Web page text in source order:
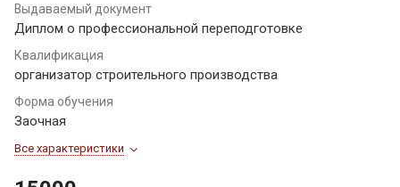
Выдаваемый документ
Диплом о профессиональной переподготовке
Квалификация
организатор строительного производства
Форма обучения
Заочная
Все характеристики